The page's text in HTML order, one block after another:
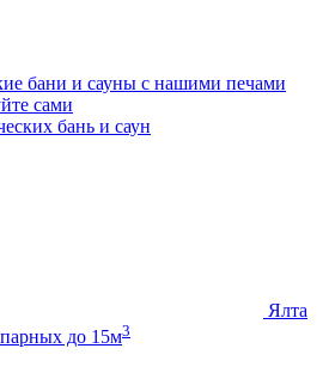
бани и сауны с нашими печами
сами
бань и саун
Ялта
до 15м3